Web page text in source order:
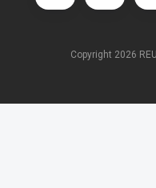
Copyright 2026